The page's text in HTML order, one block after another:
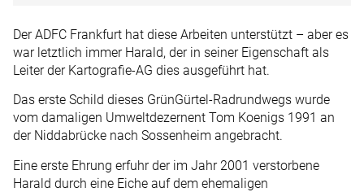
Der ADFC Frankfurt hat diese Arbeiten unterstützt – aber es
war letztlich immer Harald, der in seiner Eigenschaft als
Leiter der Kartografie-AG dies ausgeführt hat.
Das erste Schild dieses GrünGürtel-Radrundwegs wurde
vom damaligen Umweltdezernent Tom Koenigs 1991 an
der Niddabrücke nach Sossenheim angebracht.
Eine erste Ehrung erfuhr der im Jahr 2001 verstorbene
Harald durch eine Eiche auf dem ehemaligen